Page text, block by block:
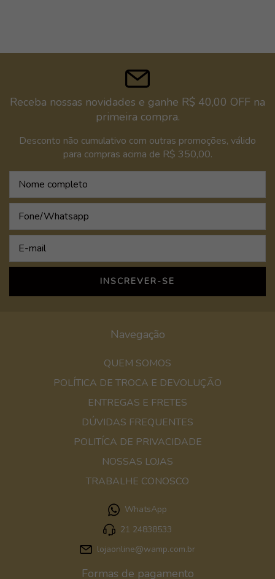
Receba nossas novidades e ganhe R$ 40,00 OFF na
primeira compra.
Desconto não cumulativo com outras promoções, válido
para compras acima de R$ 350,00.
Navegação
QUEM SOMOS
POLÍTICA DE TROCA E DEVOLUÇÃO
ENTREGAS E FRETES
DÚVIDAS FREQUENTES
POLITÍCA DE PRIVACIDADE
NOSSAS LOJAS
TRABALHE CONOSCO
WhatsApp
21 24838533
lojaonline@wamp.com.br
Formas de pagamento